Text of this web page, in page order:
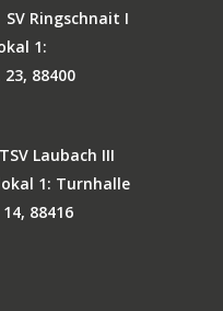
SV Ringschnait I
1:
88400
TSV Laubach III
1: Turnhalle
88416